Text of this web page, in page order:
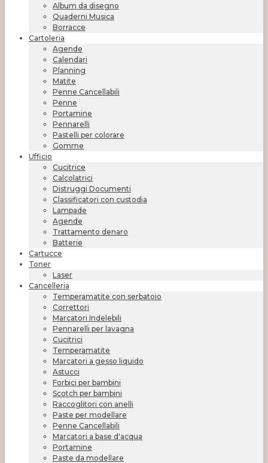
Album da disegno
Quaderni Musica
Borracce
Cartoleria
Agende
Calendari
Planning
Matite
Penne Cancellabili
Penne
Portamine
Pennarelli
Pastelli per colorare
Gomme
Ufficio
Cucitrice
Calcolatrici
Distruggi Documenti
Classificatori con custodia
Lampade
Agende
Trattamento denaro
Batterie
Cartucce
Toner
Laser
Cancelleria
Temperamatite con serbatoio
Correttori
Marcatori Indelebili
Pennarelli per lavagna
Cucitrici
Temperamatite
Marcatori a gesso liquido
Astucci
Forbici per bambini
Scotch per bambini
Raccoglitori con anelli
Paste per modellare
Penne Cancellabili
Marcatori a base d'acqua
Portamine
Paste da modellare